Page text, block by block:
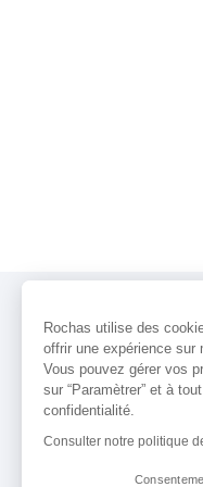
Rochas utilise des
offrir une expérience sur
Vous pouvez gérer vos
sur “Paramètrer” et à
confidentialité.
Consulter notre politique